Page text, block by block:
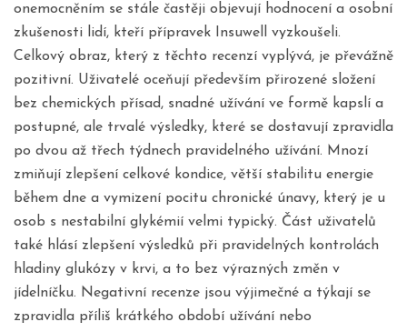
onemocněním se stále častěji objevují hodnocení a osobní
zkušenosti lidí, kteří přípravek Insuwell vyzkoušeli.
Celkový obraz, který z těchto recenzí vyplývá, je převážně
pozitivní. Uživatelé oceňují především přirozené složení
bez chemických přísad, snadné užívání ve formě kapslí a
postupné, ale trvalé výsledky, které se dostavují zpravidla
po dvou až třech týdnech pravidelného užívání. Mnozí
zmiňují zlepšení celkové kondice, větší stabilitu energie
během dne a vymizení pocitu chronické únavy, který je u
osob s nestabilní glykémií velmi typický. Část uživatelů
také hlásí zlepšení výsledků při pravidelných kontrolách
hladiny glukózy v krvi, a to bez výrazných změn v
jídelníčku. Negativní recenze jsou výjimečné a týkají se
zpravidla příliš krátkého období užívání nebo